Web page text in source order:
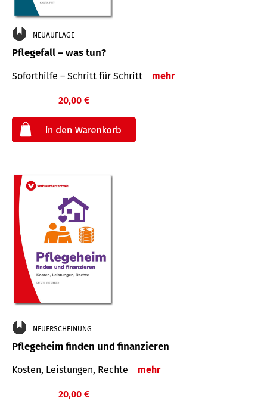
NEUAUFLAGE
Pflegefall – was tun?
Soforthilfe – Schritt für Schritt mehr
20,00 €
NEUERSCHEINUNG
Pflegeheim finden und finanzieren
Kosten, Leistungen, Rechte mehr
20,00 €